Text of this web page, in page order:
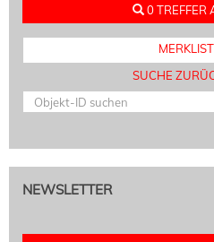
0 TREFFER
SUCHE
NEWSLETTER